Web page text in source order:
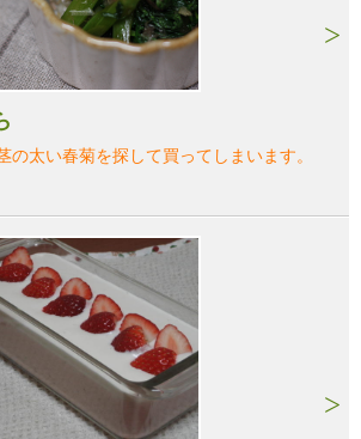
の太い春菊を探して買ってしまいます。